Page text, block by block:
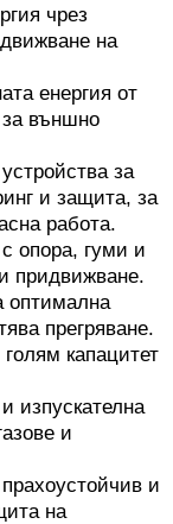
чрез
на
енергия от
за външно
за
и защита, за
работа.
опора, гуми и
придвижване.
оптимална
прегряване.
капацитет
изпускателна
и
и
на